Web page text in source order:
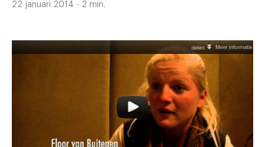
22 januari 2014 - 2 min.